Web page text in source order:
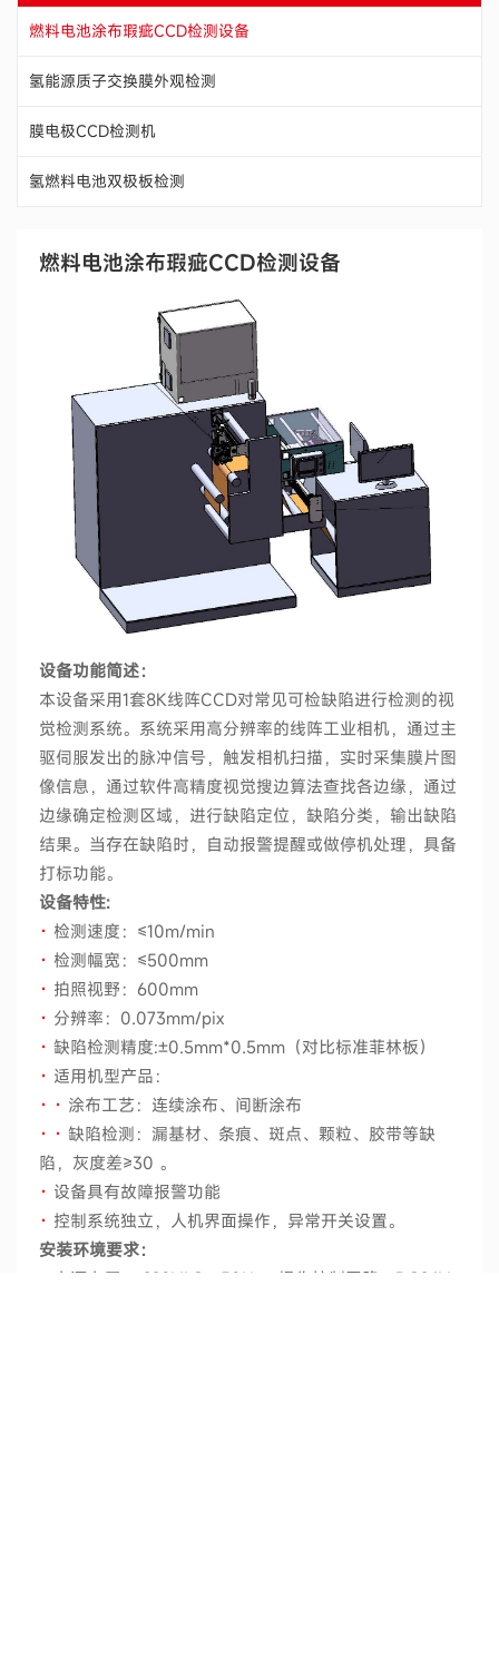
燃料电池涂布瑕疵CCD检测设备
氢能源质子交换膜外观检测
膜电极CCD检测机
氢燃料电池双极板检测
燃料电池涂布瑕疵CCD检测设备
设备功能简述：
本设备采用1套8K线阵CCD对常见可检缺陷进行检测的视
觉检测系统。系统采用高分辨率的线阵工业相机，通过主
驱伺服发出的脉冲信号，触发相机扫描，实时采集膜片图
像信息，通过软件高精度视觉搜边算法查找各边缘，通过
边缘确定检测区域，进行缺陷定位，缺陷分类，输出缺陷
结果。当存在缺陷时，自动报警提醒或做停机处理，具备
打标功能。
设备特性:
· 检测速度：≤10m/min
· 检测幅宽：≤500mm
· 拍照视野：600mm
· 分辨率：0.073mm/pix
· 缺陷检测精度:±0.5mm*0.5mm（对比标准菲林板）
· 适用机型产品：
· · 涂布工艺：连续涂布、间断涂布
· · 缺陷检测：漏基材、条痕、斑点、颗粒、胶带等缺
陷，灰度差≥30 。
· 设备具有故障报警功能
· 控制系统独立，人机界面操作，异常开关设置。
安装环境要求：
电源电压： 220VAC，50Hz；操作控制回路：DC24V